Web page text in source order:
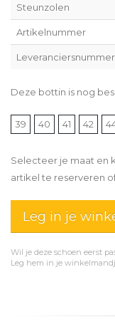
Steunzolen
Artikelnummer
Leveranciersnummer
Deze bottin is nog
39 40 41 42
Selecteer je maat en
artikel te reserveren
Leg in je
Wil je deze schoen eerst
Leg hem in je